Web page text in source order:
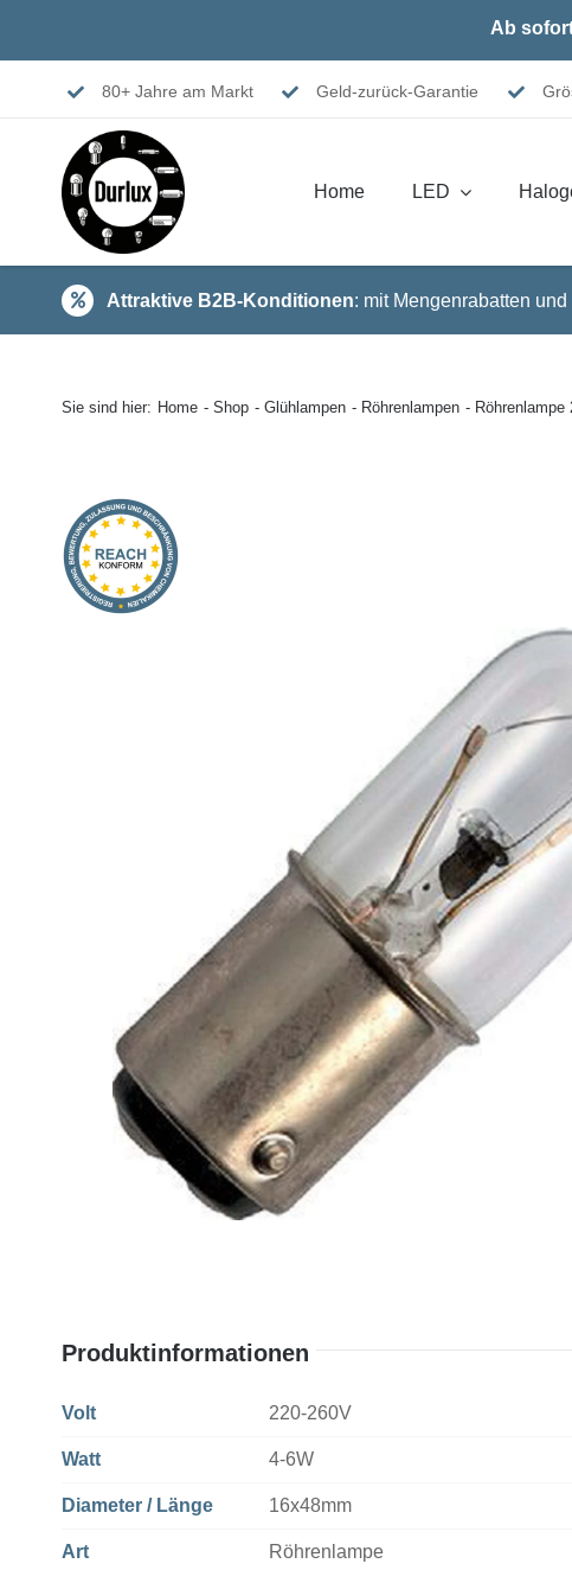
Ab
80+ Jahre am Markt Geld-zurück-Garantie
Home LED
Attraktive B2B-Konditionen: mit Mengenrabatten
Sie sind hier: Home Shop Glühlampen Röhrenlampen
Produktinformationen
Volt 220-260V
Watt 4-6W
Diameter / Länge 16x48mm
Art Röhrenlampe